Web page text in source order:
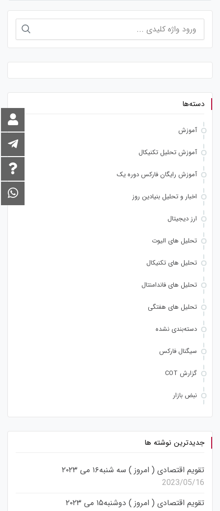
برای:
دسته‌ها
آموزش
آموزش تحلیل تکنیکال
آموزش رایگان فارکس دوره یک
اخبار و تحلیل بنیادین روز
ارز دیجیتال
تحلیل های الیوت
تحلیل های تکنیکال
تحلیل های فاندامنتال
تحلیل های هفتگی
دسته‌بندی نشده
سیگنال فارکس
گزارش COT
نبض بازار
جدیدترین نوشته ها
تقویم اقتصادی ( امروز ) سه شنبه۱۶ می ۲۰۲۳
2023/05/16
تقویم اقتصادی ( امروز ) دوشنبه۱۵ می ۲۰۲۳